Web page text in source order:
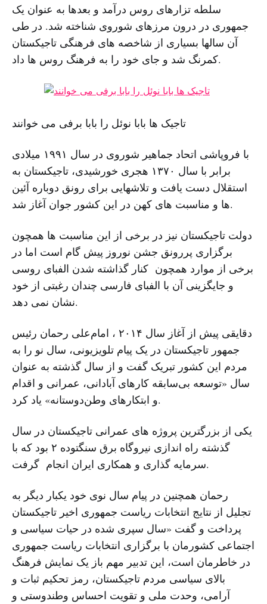
سلطه تزارهای روس درآمد و بعدها به عنوان یک
جمهوری در درون مرزهای شوروی شناخته شد. در طی
آن سالها بسیاری از شاخصه های فرهنگی تاجیکستان
کمرنگ شد و جای خود را به فرهنگ روس ها داد.
تاجیک ها بابا نوئل را بابا برفی می خوانند
با فروپاشی اتحاد جماهیر شوروی در سال ۱۹۹۱ میلادی
برابر با سال ۱۳۷۰ هجری خورشیدی، تاجیکستان به
استقلال دست یافت و تلاشهایی برای رونق دوباره آئین
ها و مناسبت های کهن در این کشور جوان آغاز شد.
دولت تاجیکستان نیز در برخی از این مناسبت ها همچون
برگزاری پررونق جشن نوروز پیش گام است اما در
برخی از موارد همچون کنار گذاشته شدن الفبای روسی
و جایگزینی آن با الفبای فارسی چندان رغبتی از خود
نشان نمی دهد.
دقایقی پیش از آغاز سال ۲۰۱۴ ، امام‌علی رحمان رئیس
جمهور تاجیکستان در یک پیام تلویزیونی، سال نو را به
مردم این کشور تبریک گفت و از سال گذشته به عنوان
سال «توسعه بی‌سابقه کار‌های آبادانی، عمرانی و اقدام
و ابتکارهای وطن‌دوستانه» یاد کرد.
یکی از بزرگترین پروژه های عمرانی تاجیکستان در سال
گذشته راه اندازی نیروگاه برق سنگتوده ۲ بود که با
سرمایه گذاری و همکاری ایران انجام گرفت.
رحمان همچنین در پیام سال نوی خود یکبار دیگر به
تجلیل از نتایج انتخابات ریاست جمهوری اخیر تاجیکستان
پرداخت و گفت «سال سپری شده در حیات سیاسی و
اجتماعی کشورمان با برگزاری انتخابات ریاست جمهوری
در خاطرمان است، این تدبیر مهم باز یک نمایش فرهنگ
بالای سیاسی مردم تاجیکستان، رمز تحکیم ثبات و
آرامی، وحدت ملی و تقویت احساس وطندوستی و